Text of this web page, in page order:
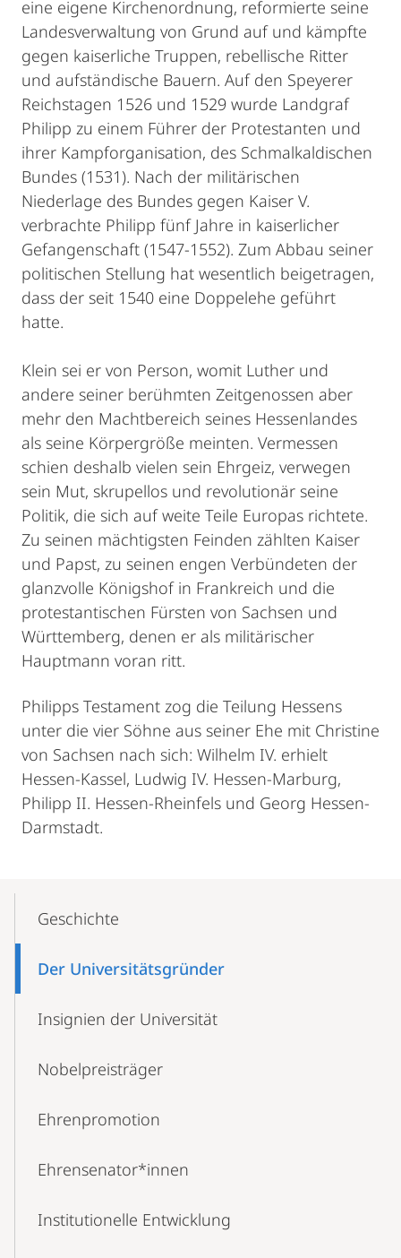
eine eigene Kirchenordnung, reformierte seine
Landesverwaltung von Grund auf und kämpfte
gegen kaiserliche Truppen, rebellische Ritter
und aufständische Bauern. Auf den Speyerer
Reichstagen 1526 und 1529 wurde Landgraf
Philipp zu einem Führer der Protestanten und
ihrer Kampforganisation, des Schmalkaldischen
Bundes (1531). Nach der militärischen
Niederlage des Bundes gegen Kaiser V.
verbrachte Philipp fünf Jahre in kaiserlicher
Gefangenschaft (1547-1552). Zum Abbau seiner
politischen Stellung hat wesentlich beigetragen,
dass der seit 1540 eine Doppelehe geführt
hatte.
Klein sei er von Person, womit Luther und
andere seiner berühmten Zeitgenossen aber
mehr den Machtbereich seines Hessenlandes
als seine Körpergröße meinten. Vermessen
schien deshalb vielen sein Ehrgeiz, verwegen
sein Mut, skrupellos und revolutionär seine
Politik, die sich auf weite Teile Europas richtete.
Zu seinen mächtigsten Feinden zählten Kaiser
und Papst, zu seinen engen Verbündeten der
glanzvolle Königshof in Frankreich und die
protestantischen Fürsten von Sachsen und
Württemberg, denen er als militärischer
Hauptmann voran ritt.
Philipps Testament zog die Teilung Hessens
unter die vier Söhne aus seiner Ehe mit Christine
von Sachsen nach sich: Wilhelm IV. erhielt
Hessen-Kassel, Ludwig IV. Hessen-Marburg,
Philipp II. Hessen-Rheinfels und Georg Hessen-
Darmstadt.
NavigationGeschichte
Der Universitätsgründer
Insignien der Universität
Nobelpreisträger
Ehrenpromotion
Ehrensenator*innen
Institutionelle Entwicklung